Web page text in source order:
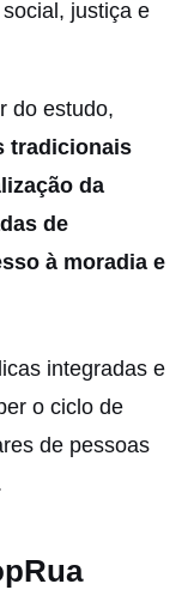
justiça e
do estudo,
tradicionais
da
de
à moradia e
integradas e
o ciclo de
de pessoas